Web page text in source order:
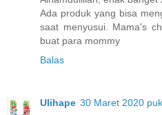
Ada produk yang bisa
saat menyusui. Mama's
buat para mommy
Balas
Ulihape 30 Maret 2020